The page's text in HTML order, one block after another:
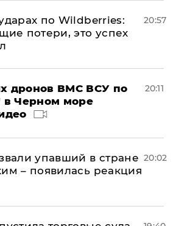
по Wildberries:
потери, это успех
20:57
дронов ВМС ВСУ по
в Черном море
20:11
упавший в стране
– появилась реакция
20:02